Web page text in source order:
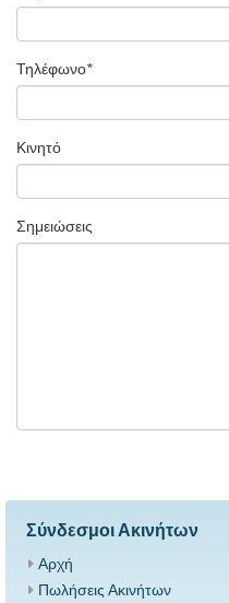
Τηλέφωνο*
Κινητό
Σημειώσεις
Σύνδεσμοι Ακινήτων
Αρχή
Πωλήσεις Ακινήτων